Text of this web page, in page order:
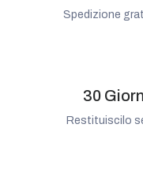
Spedizione
30
Restituiscilo